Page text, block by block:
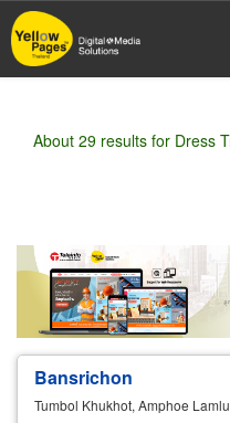
Skip
to
main
About 29 results for Dress
Wholesale Retail
Exporter/Importer
Bansrichon
Tumbol Khukhot, Amphoe